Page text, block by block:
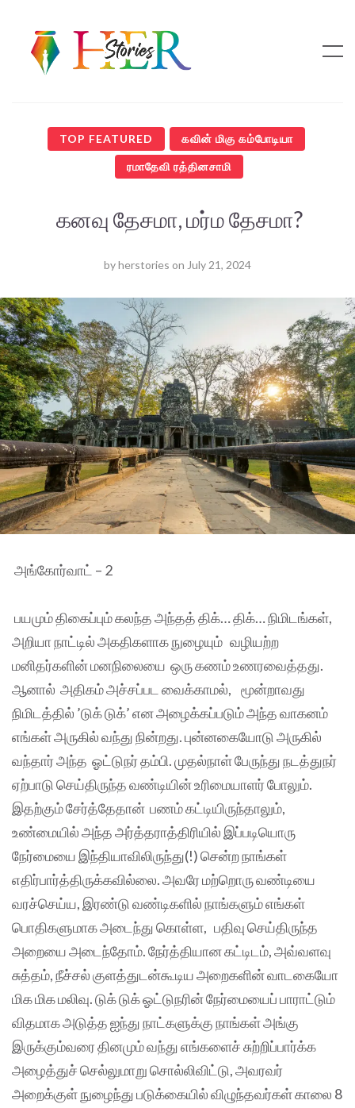
TOP FEATURED கவின் மிகு கம்போடியா
ரமாதேவி ரத்தினசாமி
கனவு தேசமா, மர்ம தேசமா?
byherstories on July 21, 2024
அங்கோர்வாட் – 2
பயமும் திகைப்பும் கலந்த அந்தத் திக்… திக்… நிமிடங்கள்,
அறியா நாட்டில் அகதிகளாக நுழையும் வழியற்ற
மனிதர்களின் மனநிலையை ஒரு கணம் உணரவைத்தது.
ஆனால் அதிகம் அச்சப்பட வைக்காமல், மூன்றாவது
நிமிடத்தில் ’டுக் டுக்’ என அழைக்கப்படும் அந்த வாகனம்
எங்கள் அருகில் வந்து நின்றது. புன்னகையோடு அருகில்
வந்தார் அந்த ஓட்டுநர் தம்பி. முதல்நாள் பேருந்து நடத்துநர்
ஏற்பாடு செய்திருந்த வண்டியின் உரிமையாளர் போலும்.
இதற்கும் சேர்த்தேதான் பணம் கட்டியிருந்தாலும்,
உண்மையில் அந்த அர்த்தராத்திரியில் இப்படியொரு
நேர்மையை இந்தியாவிலிருந்து(!) சென்ற நாங்கள்
எதிர்பார்த்திருக்கவில்லை. அவரே மற்றொரு வண்டியை
வரச்செய்ய, இரண்டு வண்டிகளில் நாங்களும் எங்கள்
பொதிகளுமாக அடைந்து கொள்ள, பதிவு செய்திருந்த
அறையை அடைந்தோம். நேர்த்தியான கட்டிடம், அவ்வளவு
சுத்தம், நீச்சல் குளத்துடன்கூடிய அறைகளின் வாடகையோ
மிக மிக மலிவு. டுக் டுக் ஓட்டுநரின் நேர்மையைப் பாராட்டும்
விதமாக அடுத்த ஐந்து நாட்களுக்கு நாங்கள் அங்கு
இருக்கும்வரை தினமும் வந்து எங்களைச் சுற்றிப்பார்க்க
அழைத்துச் செல்லுமாறு சொல்லிவிட்டு, அவரவர்
அறைக்குள் நுழைந்து படுக்கையில் விழுந்தவர்கள் காலை 8